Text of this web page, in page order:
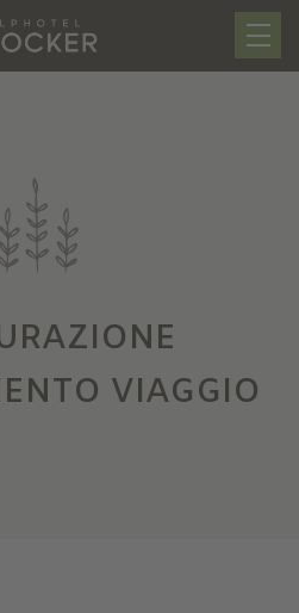
VIAGGIO